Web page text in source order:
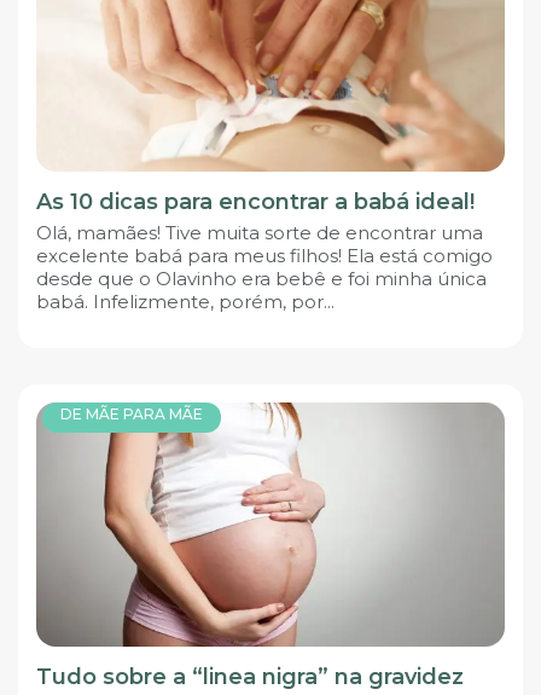
As 10 dicas para encontrar a babá ideal!
Olá, mamães! Tive muita sorte de encontrar uma
excelente babá para meus filhos! Ela está comigo
desde que o Olavinho era bebê e foi minha única
babá. Infelizmente, porém, por...
DE MÃE PARA MÃE
Tudo sobre a “linea nigra” na gravidez